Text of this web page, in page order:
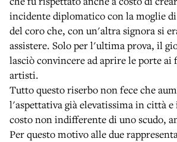
incidente diplomatico con la moglie
del coro che, con un'altra signora si
assistere. Solo per l'ultima prova, il
lasciò convincere ad aprire le porte
artisti.
Tutto questo riserbo non fece che
l'aspettativa già elevatissima in città
costo non indifferente di uno scudo,
Per questo motivo alle due